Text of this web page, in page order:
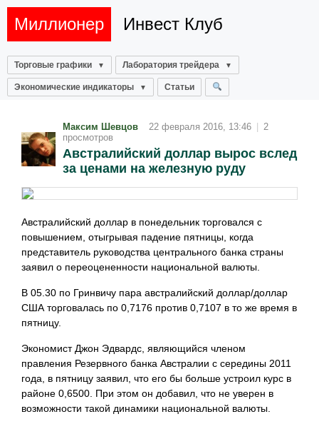
Миллионер Инвест Клуб
Торговые графики Лаборатория трейдера
Экономические индикаторы Статьи
Максим Шевцов 22 февраля 2016, 13:46
2
просмотров
Австралийский доллар вырос вслед
за ценами на железную руду
Австралийский доллар в понедельник торговался с
повышением, отыгрывая падение пятницы, когда
представитель руководства центрального банка страны
заявил о переоцененности национальной валюты.
В 05.30 по Гринвичу пара австралийский доллар/доллар
США торговалась по 0,7176 против 0,7107 в то же время в
пятницу.
Экономист Джон Эдвардс, являющийся членом
правления Резервного банка Австралии с середины 2011
года, в пятницу заявил, что его бы больше устроил курс в
районе 0,6500. При этом он добавил, что не уверен в
возможности такой динамики национальной валюты.